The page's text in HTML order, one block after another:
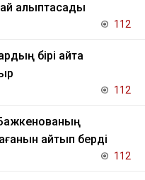
қалыптасады
112
бірі қайта
112
айтып берді
112